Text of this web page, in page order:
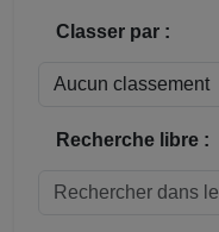
Classer par :
Recherche libre :